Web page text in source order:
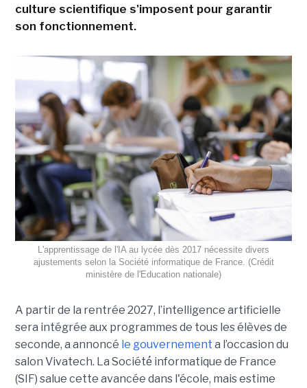
culture scientifique s'imposent pour garantir
son fonctionnement.
L'apprentissage de l'IA au lycée dès 2017 nécessite divers
ajustements selon la Société informatique de France. (Crédit
ministère de l'Education nationale)
A partir de la rentrée 2027, l’intelligence artificielle
sera intégrée aux programmes de tous les élèves de
seconde, a annoncé le gouvernement a l’occasion du
salon Vivatech. La Société́ informatique de France
(SIF) salue cette avancée dans l'école, mais estime